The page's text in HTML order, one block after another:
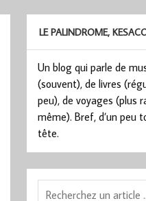
LE PALINDROME,
Un blog qui parle de
(souvent), de livres
peu), de voyages (plus
même). Bref, d’un peu
tête.